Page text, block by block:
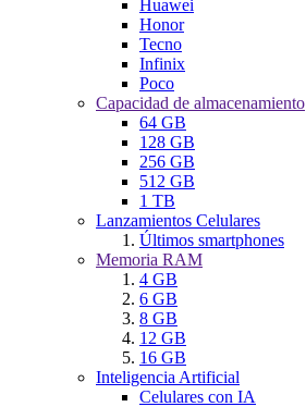
Huawei
Honor
Tecno
Infinix
Poco
Capacidad de almacenamiento
64 GB
128 GB
256 GB
512 GB
1 TB
Lanzamientos Celulares
Últimos smartphones
Memoria RAM
4 GB
6 GB
8 GB
12 GB
16 GB
Inteligencia Artificial
Celulares con IA